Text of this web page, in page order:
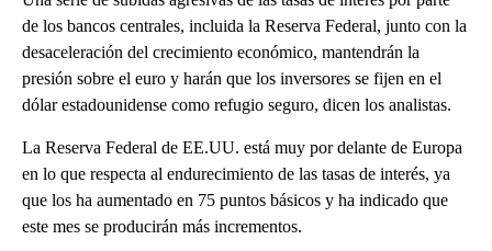
de los bancos centrales, incluida la Reserva Federal, junto con la
desaceleración del crecimiento económico, mantendrán la
presión sobre el euro y harán que los inversores se fijen en el
dólar estadounidense como refugio seguro, dicen los analistas.
La Reserva Federal de EE.UU. está muy por delante de Europa
en lo que respecta al endurecimiento de las tasas de interés, ya
que los ha aumentado en 75 puntos básicos y ha indicado que
este mes se producirán más incrementos.